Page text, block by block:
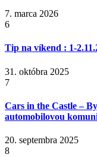
7. marca 2026
6
Tip na víkend : 1-
31. októbra 2025
7
Cars in the Castle –
automobilovou
20. septembra 2025
8